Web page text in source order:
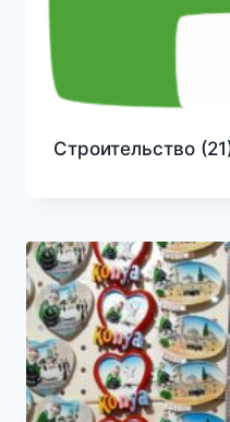
Строительство